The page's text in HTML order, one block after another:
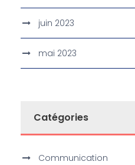
juin 2023
mai 2023
Catégories
Communication